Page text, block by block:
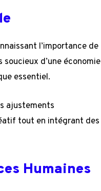
l’importance de
d’une économie
essentiel.
ajustements
tout en intégrant des
Humaines